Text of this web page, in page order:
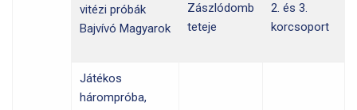
vitézi próbák
Bajvívó Magyarok
Zászlódomb
teteje
2. és 3.
korcsoport
Játékos
hárompróba,